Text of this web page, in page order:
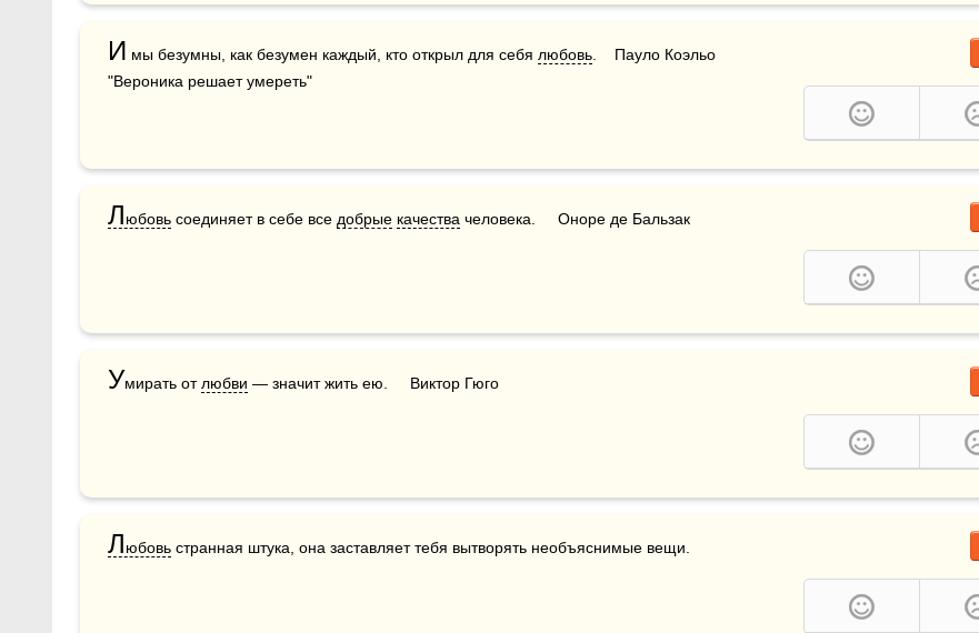
И мы безумны, как безумен каждый, кто открыл для себя любовь .    Пауло Коэльо
"Вероника решает умереть"
Любовь соединяет в себе все добрые качества человека.     Оноре де Бальзак
Умирать от любви — значит жить ею.     Виктор Гюго
Любовь странная штука, она заставляет тебя вытворять необъяснимые вещи.